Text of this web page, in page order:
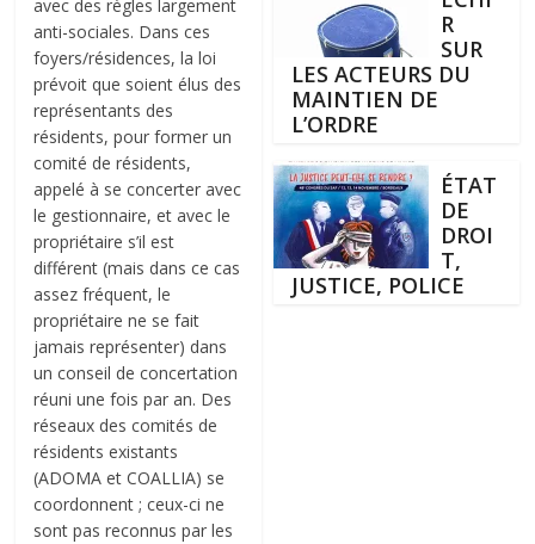
avec des règles largement
anti-sociales. Dans ces
foyers/résidences, la loi
prévoit que soient élus des
représentants des
résidents, pour former un
comité de résidents,
appelé à se concerter avec
le gestionnaire, et avec le
propriétaire s’il est
différent (mais dans ce cas
assez fréquent, le
propriétaire ne se fait
jamais représenter) dans
un conseil de concertation
réuni une fois par an. Des
réseaux des comités de
résidents existants
(ADOMA et COALLIA) se
coordonnent ; ceux-ci ne
sont pas reconnus par les
R
SUR
LES ACTEURS DU
MAINTIEN DE
L’ORDRE
ÉTAT
DE
DROI
T,
JUSTICE, POLICE